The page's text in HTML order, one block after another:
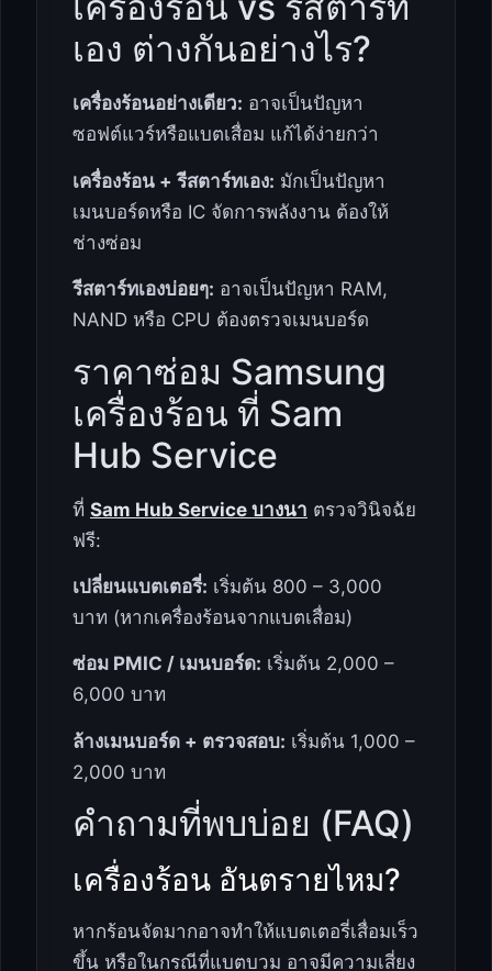
เอง ต่างกันอย่างไร?
เครื่องร้อนอย่างเดียว: อาจเป็นปัญหา
ซอฟต์แวร์หรือแบตเสื่อม แก้ได้ง่ายกว่า
เครื่องร้อน + รีสตาร์ทเอง: มักเป็นปัญหา
เมนบอร์ดหรือ IC จัดการพลังงาน ต้องให้
ช่างซ่อม
รีสตาร์ทเองบ่อยๆ: อาจเป็นปัญหา RAM,
NAND หรือ CPU ต้องตรวจเมนบอร์ด
ราคาซ่อม Samsung
เครื่องร้อน ที่ Sam
Hub Service
ที่ Sam Hub Service บางนา ตรวจวินิจฉัย
ฟรี:
เปลี่ยนแบตเตอรี่: เริ่มต้น 800 – 3,000
บาท (หากเครื่องร้อนจากแบตเสื่อม)
ซ่อม PMIC / เมนบอร์ด: เริ่มต้น 2,000 –
6,000 บาท
ล้างเมนบอร์ด + ตรวจสอบ: เริ่มต้น 1,000 –
2,000 บาท
คำถามที่พบบ่อย (FAQ)
เครื่องร้อน อันตรายไหม?
หากร้อนจัดมากอาจทำให้แบตเตอรี่เสื่อมเร็ว
ขึ้น หรือในกรณีที่แบตบวม อาจมีความเสี่ยง